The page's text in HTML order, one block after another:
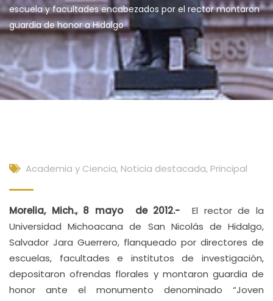
escuela y facultades encabezados por el rector montaron
guardia de honor a Hidalgo
Academia y Ciencia, Noticia destacada, Principal
Morelia, Mich., 8 mayo de 2012.- El rector de la
Universidad Michoacana de San Nicolás de Hidalgo,
Salvador Jara Guerrero, flanqueado por directores de
escuelas, facultades e institutos de investigación,
depositaron ofrendas florales y montaron guardia de
honor ante el monumento denominado “Joven